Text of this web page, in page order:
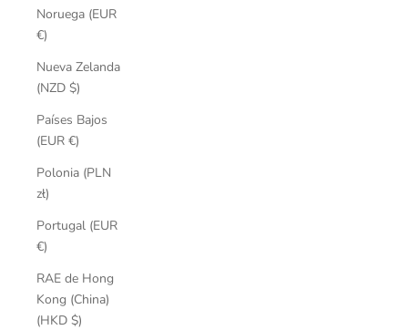
Noruega (EUR
€)
Nueva Zelanda
(NZD $)
Países Bajos
(EUR €)
Polonia (PLN
zł)
Portugal (EUR
€)
RAE de Hong
Kong (China)
(HKD $)